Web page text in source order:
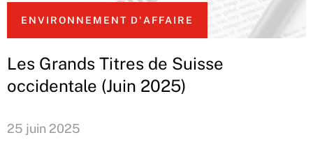
ENVIRONNEMENT D'AFFAIRE
Les Grands Titres de Suisse
occidentale (Juin 2025)
25 juin 2025